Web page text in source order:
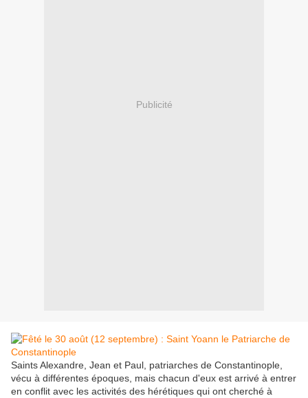
Publicité
Saints Alexandre, Jean et Paul, patriarches de Constantinople,
vécu à différentes époques, mais chacun d'eux est arrivé à entrer
en conflit avec les activités des hérétiques qui ont cherché à